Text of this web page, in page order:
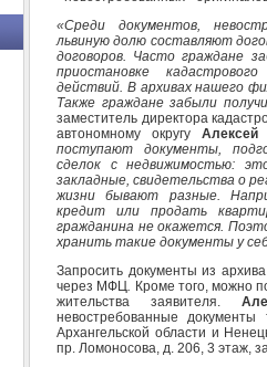
«Среди документов,
львиную долю составляют
договоров. Часто граждане
приостановке
действий. В архивах нашего
Также граждане забыли
заместитель директора
автономному округу Алексей
поступают документы,
сделок с недвижимостью:
закладные, свидетельства о
жизни бывают разные.
кредит или продать
гражданина не окажется.
хранить такие документы у
Запросить документы из
через МФЦ. Кроме того, можно
жительства заявителя.
невостребованные
Архангельской области и
пр. Ломоносова, д. 206, 3 этаж,